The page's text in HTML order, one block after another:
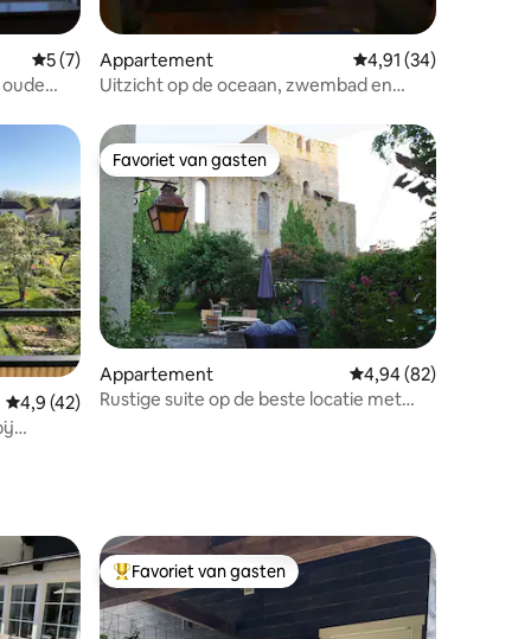
Gemiddelde beoordeling van 5 uit 5, 7 recensies
5 (7)
Appartement Gemiddelde
4,91 (34)
Uitzicht op de oceaan, zwembad en
Gemiddelde beoordeling van 4,9 uit 5, 42 recensies
4,9 (42)
Favoriet van gasten
Favoriet van gasten
Appartement Gemiddelde
4,94 (82)
Rustige suite op de beste locatie met
Topfavoriet van gasten
Favoriet van gasten